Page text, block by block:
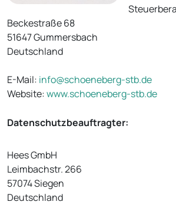
Beckestraße 68
51647 Gummersbach
Deutschland
E-Mail: info@schoeneberg-stb.de
Website:www.schoeneberg-stb.de
Datenschutzbeauftragter:
Hees GmbH
Leimbachstr. 266
57074 Siegen
Deutschland